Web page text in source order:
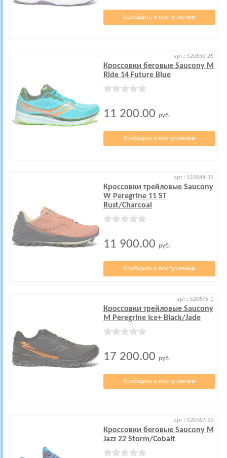
Сообщить о поступлении
арт.: S20650-26
Кроссовки беговые Saucony M
Ride 14 Future Blue
11 200.00 руб.
Сообщить о поступлении
арт.: S10644-35
Кроссовки трейловые Saucony
W Peregrine 11 ST
Rust/Charcoal
11 900.00 руб.
Сообщить о поступлении
арт.: S20675-1
Кроссовки трейловые Saucony
M Peregrine Ice+ Black/Jade
17 200.00 руб.
Сообщить о поступлении
арт.: S20567-55
Кроссовки беговые Saucony M
Jazz 22 Storm/Cobalt